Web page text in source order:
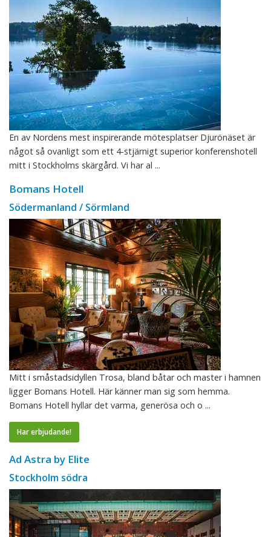
En av Nordens mest inspirerande mötesplatser Djurönäset är
något så ovanligt som ett 4-stjärnigt superior konferenshotell
mitt i Stockholms skärgård. Vi har al ...
Bomans Hotell
Södermanland / Sörmland
Mitt i småstadsidyllen Trosa, bland båtar och master i hamnen
ligger Bomans Hotell. Här känner man sig som hemma.
Bomans Hotell hyllar det varma, generösa och o ...
Har erbjudande!
Ad Astra by Elite
Stockholm södra